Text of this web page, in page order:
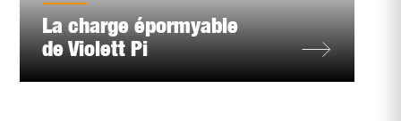
La charge épormyable
de Violett Pi